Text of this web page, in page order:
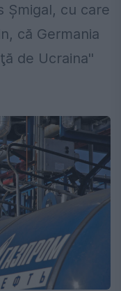
Şmigal, cu care
că Germania
de Ucraina''